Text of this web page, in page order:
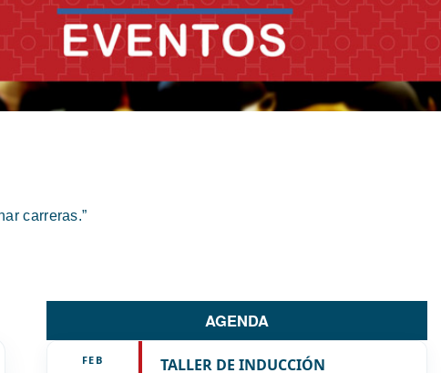
carreras.”
AGENDA
FEB TALLER DE INDUCCIÓN